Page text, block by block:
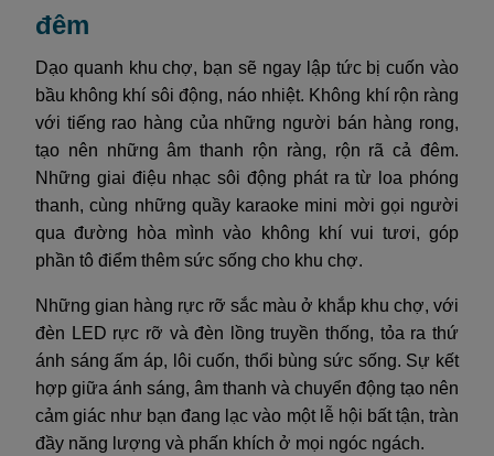
đêm
Dạo quanh khu chợ, bạn sẽ ngay lập tức bị cuốn vào
bầu không khí sôi động, náo nhiệt. Không khí rộn ràng
với tiếng rao hàng của những người bán hàng rong,
tạo nên những âm thanh rộn ràng, rộn rã cả đêm.
Những giai điệu nhạc sôi động phát ra từ loa phóng
thanh, cùng những quầy karaoke mini mời gọi người
qua đường hòa mình vào không khí vui tươi, góp
phần tô điểm thêm sức sống cho khu chợ.
Những gian hàng rực rỡ sắc màu ở khắp khu chợ, với
đèn LED rực rỡ và đèn lồng truyền thống, tỏa ra thứ
ánh sáng ấm áp, lôi cuốn, thổi bùng sức sống. Sự kết
hợp giữa ánh sáng, âm thanh và chuyển động tạo nên
cảm giác như bạn đang lạc vào một lễ hội bất tận, tràn
đầy năng lượng và phấn khích ở mọi ngóc ngách.